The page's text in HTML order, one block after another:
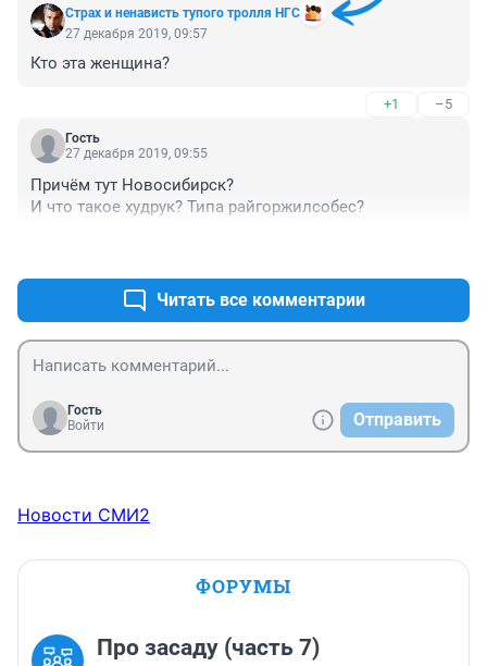
Cтрах и ненависть тупoго тролля НГС
27 декабря 2019, 09:57
Кто эта женщина?
+1 –5
Гость
27 декабря 2019, 09:55
Причём тут Новосибирск?
И что такое худрук? Типа райгоржилсобес?
Читать все комментарии
Гость
Войти
Отправить
Новости СМИ2
ФОРУМЫ
Про засаду (часть 7)